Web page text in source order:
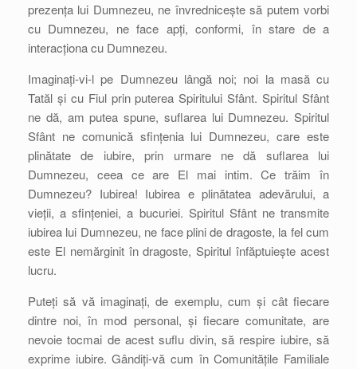
prezența lui Dumnezeu, ne învrednicește să putem vorbi
cu Dumnezeu, ne face apți, conformi, în stare de a
interacționa cu Dumnezeu.
Imaginați-vi-l pe Dumnezeu lângă noi; noi la masă cu
Tatăl și cu Fiul prin puterea Spiritului Sfânt. Spiritul Sfânt
ne dă, am putea spune, suflarea lui Dumnezeu. Spiritul
Sfânt ne comunică sfințenia lui Dumnezeu, care este
plinătate de iubire, prin urmare ne dă suflarea lui
Dumnezeu, ceea ce are El mai intim. Ce trăim în
Dumnezeu? Iubirea! Iubirea e plinătatea adevărului, a
vieții, a sfințeniei, a bucuriei. Spiritul Sfânt ne transmite
iubirea lui Dumnezeu, ne face plini de dragoste, la fel cum
este El nemărginit în dragoste, Spiritul înfăptuiește acest
lucru.
Puteți să vă imaginați, de exemplu, cum și cât fiecare
dintre noi, în mod personal, și fiecare comunitate, are
nevoie tocmai de acest suflu divin, să respire iubire, să
exprime iubire. Gândiți-vă cum în Comunitățile Familiale